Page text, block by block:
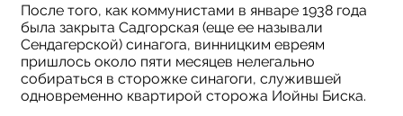
После того, как коммунистами в январе 1938 года
была закрыта Садгорская (еще ее называли
Сендагерской) синагога, винницким евреям
пришлось около пяти месяцев нелегально
собираться в сторожке синагоги, служившей
одновременно квартирой сторожа Иойны Биска.